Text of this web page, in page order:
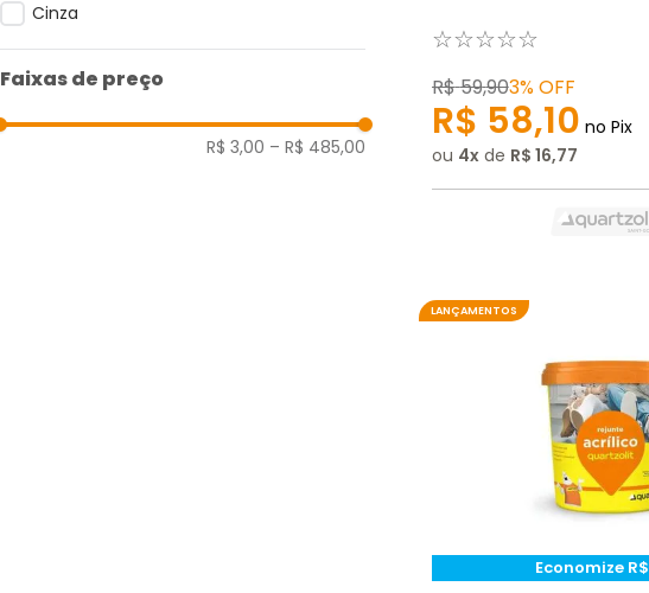
Cinza
Faixas de preço
R$ 3,00 – R$ 485,00
☆☆☆☆☆
R$59,903%OFF
R$ 58,10 no Pix
ou 4 de R$ 16,77
LANÇAMENTOS
Economize R$